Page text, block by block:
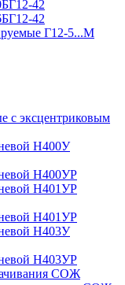
42
42
Г12-5...М
с эксцентриковым
Н400У
Н400УР
Н401УР
Н401УР
Н403У
Н403УР
СОЖ